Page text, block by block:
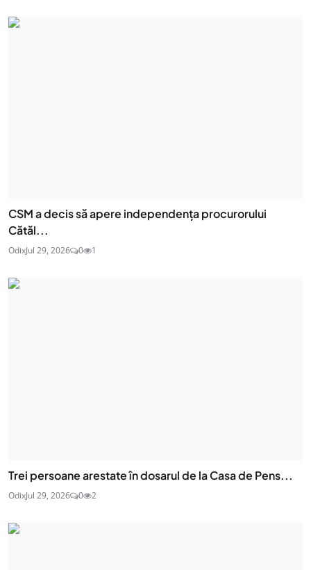
CSM a decis să apere independența procurorului
Cătăl...
OdixJul 29, 2026 0 1
Trei persoane arestate în dosarul de la Casa de Pens...
OdixJul 29, 2026 0 2